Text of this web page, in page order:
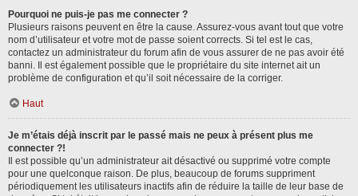
Pourquoi ne puis-je pas me connecter ?
Plusieurs raisons peuvent en être la cause. Assurez-vous avant tout que votre
nom d’utilisateur et votre mot de passe soient corrects. Si tel est le cas,
contactez un administrateur du forum afin de vous assurer de ne pas avoir été
banni. Il est également possible que le propriétaire du site internet ait un
problème de configuration et qu’il soit nécessaire de la corriger.
Haut
Je m’étais déjà inscrit par le passé mais ne peux à présent plus me
connecter ?!
Il est possible qu’un administrateur ait désactivé ou supprimé votre compte
pour une quelconque raison. De plus, beaucoup de forums suppriment
périodiquement les utilisateurs inactifs afin de réduire la taille de leur base de